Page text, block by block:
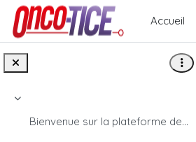
Passer au contenu principal
Accueil
Replier
Bienvenue sur la plateforme de e-learning Onco-TIC...